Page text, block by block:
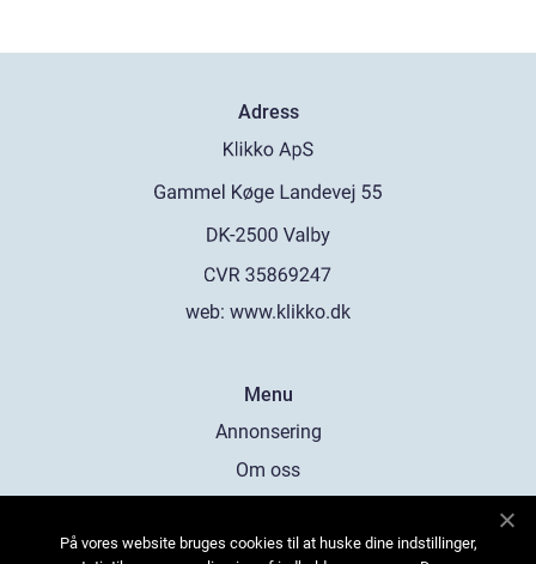
Adress
web: www.klikko.dk
Menu
Annonsering
Om oss
Kontakta oss
På vores website bruges cookies til at huske dine indstillinger,